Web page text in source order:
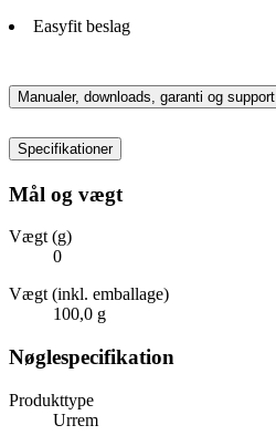
Easyfit beslag
Manualer, downloads, garanti og support
Specifikationer
Mål og vægt
Vægt (g)
0
Vægt (inkl. emballage)
100,0 g
Nøglespecifikation
Produkttype
Urrem